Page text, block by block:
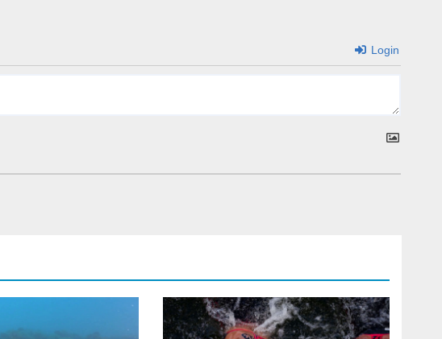
Login